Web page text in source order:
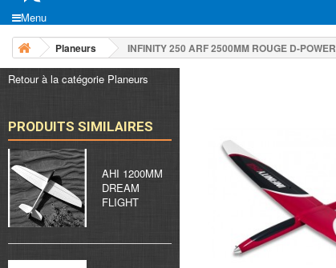
Menu
Planeurs INFINITY 250 ARF 2500MM ROUGE D-POWER
Retour à la catégorie Planeurs
PRODUITS SIMILAIRES
AHI 1200MM
DREAM
FLIGHT